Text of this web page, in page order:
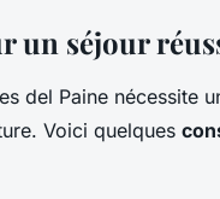
un séjour
del Paine nécessite
Voici quelques